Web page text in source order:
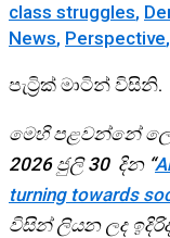
class struggles,
News, Perspective,
පැට්‍රික් මාටින් විසිනි.
මෙහි පළවන්නේ
2026 ජුලි 30 දින “
turning towards
විසින් ලියන ලද